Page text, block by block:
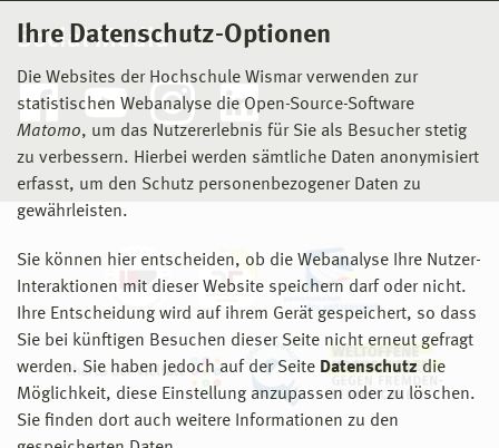
Ihre Datenschutz-Optionen
Die Websites der Hochschule Wismar verwenden zur
statistischen Webanalyse die Open-Source-Software
Matomo, um das Nutzererlebnis für Sie als Besucher stetig
zu verbessern. Hierbei werden sämtliche Daten anonymisiert
erfasst, um den Schutz personenbezogener Daten zu
gewährleisten.
Sie können hier entscheiden, ob die Webanalyse Ihre Nutzer-
Interaktionen mit dieser Website speichern darf oder nicht.
Ihre Entscheidung wird auf ihrem Gerät gespeichert, so dass
Sie bei künftigen Besuchen dieser Seite nicht erneut gefragt
werden. Sie haben jedoch auf der Seite Datenschutz die
Möglichkeit, diese Einstellung anzupassen oder zu löschen.
Sie finden dort auch weitere Informationen zu den
Social Media